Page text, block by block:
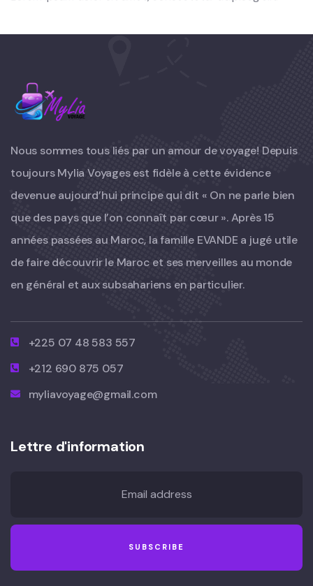
Nous sommes tous liés par un amour de voyage! Depuis
toujours Mylia Voyages est fidèle à cette évidence
devenue aujourd’hui principe qui dit « On ne parle bien
que des pays que l’on connaît par cœur ». Après 15
années passées au Maroc, la famille EVANDE a jugé utile
de faire découvrir le Maroc et ses merveilles au monde
en général et aux subsahariens en particulier.
+225 07 48 583 557
+212 690 875 057
myliavoyage@gmail.com
Lettre d'information